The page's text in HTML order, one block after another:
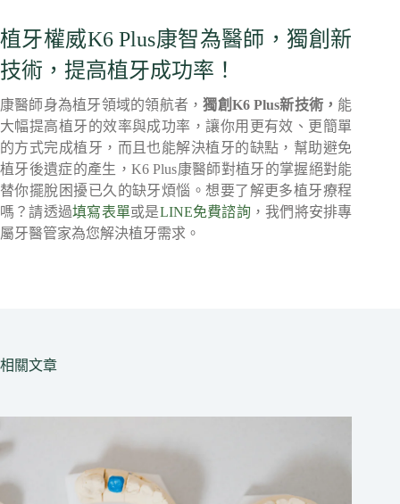
植牙權威K6 Plus康智為醫師，獨創新
技術，提高植牙成功率！
康醫師身為植牙領域的領航者，獨創K6 Plus新技術， 能
大幅提高植牙的效率與成功率，讓你用更有效、更簡單
的方式完成植牙，而且也能解決植牙的缺點，幫助避免
植牙後遺症的產生，K6 Plus康醫師對植牙的掌握絕對能
替你擺脫困擾已久的缺牙煩惱。想要了解更多植牙療程
嗎？請透過填寫表單或是LINE免費諮詢 ，我們將安排專
屬牙醫管家為您解決植牙需求。
相關文章